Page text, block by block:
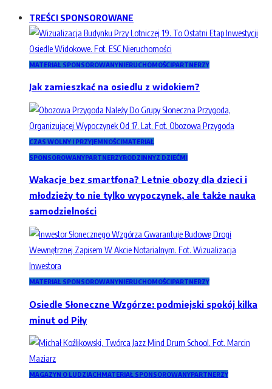
TREŚCI SPONSOROWANE
MATERIAŁ SPONSOROWANYNIERUCHOMOŚCIPARTNERZY
Jak zamieszkać na osiedlu z widokiem?
CZAS WOLNY I PRZYJEMNOŚCIMATERIAŁ
SPONSOROWANYPARTNERZYRODZINNYZ DZIEĆMI
Wakacje bez smartfona? Letnie obozy dla dzieci i
młodzieży to nie tylko wypoczynek, ale także nauka
samodzielności
MATERIAŁ SPONSOROWANYNIERUCHOMOŚCIPARTNERZY
Osiedle Słoneczne Wzgórze: podmiejski spokój kilka
minut od Piły
MAGAZYN O LUDZIACHMATERIAŁ SPONSOROWANYPARTNERZY